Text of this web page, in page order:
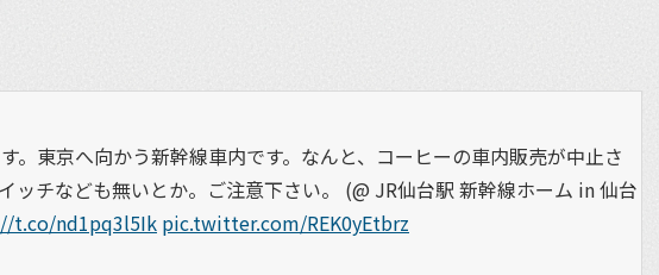
。東京へ向かう新幹線車内です。なんと、コーヒーの車内販売が中止さ
ッチなども無いとか。ご注意下さい。 (@ JR仙台駅 新幹線ホーム in 仙台
t.co/nd1pq3l5Ik pic.twitter.com/REK0yEtbrz